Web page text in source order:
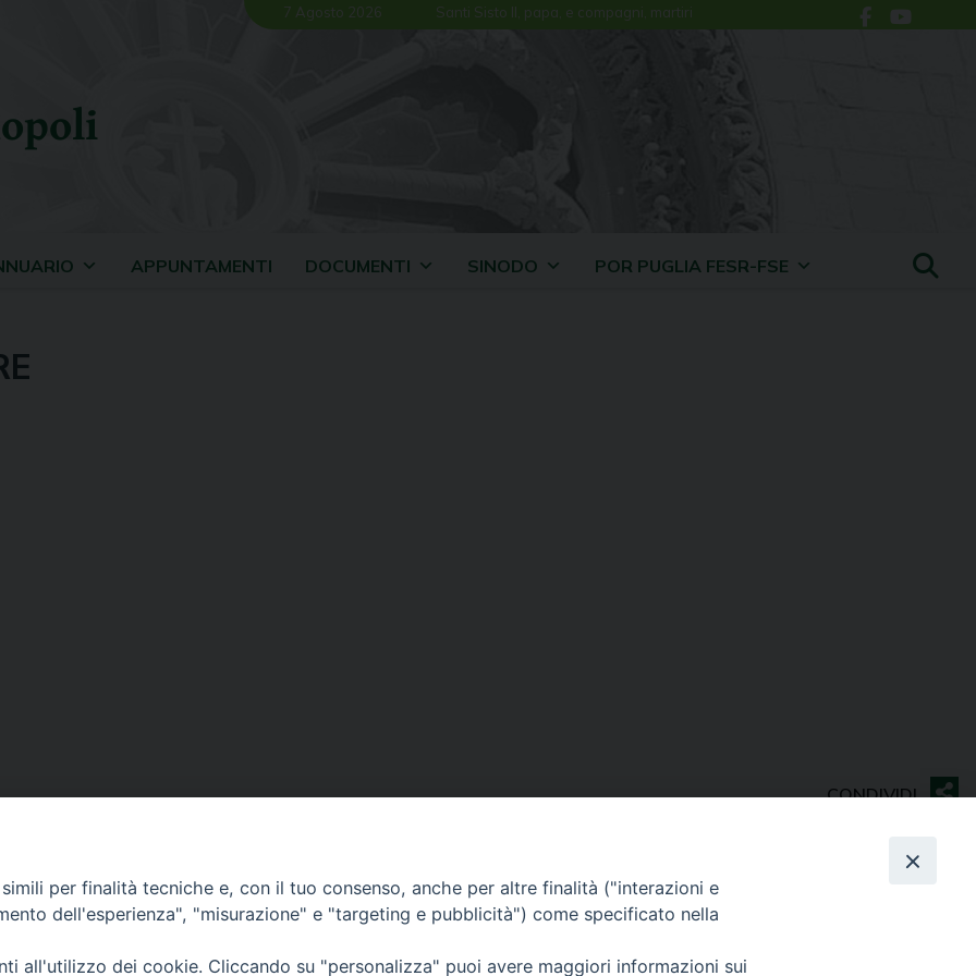
7 Agosto 2026 Santi Sisto II, papa, e compagni, martiri
APPUNTAMENTI DOCUMENTI SINODO POR PUGLIA FESR-FSE
per finalità tecniche e, con il tuo consenso, anche per altre finalità ("interazioni e
dell'esperienza", "misurazione" e "targeting e pubblicità") come specificato nella
all'utilizzo dei cookie. Cliccando su "personalizza" puoi avere maggiori informazioni sui